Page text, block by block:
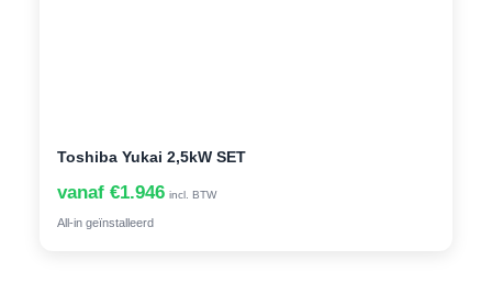
Toshiba Yukai 2,5kW SET
vanaf €1.946 incl. BTW
All-in geïnstalleerd